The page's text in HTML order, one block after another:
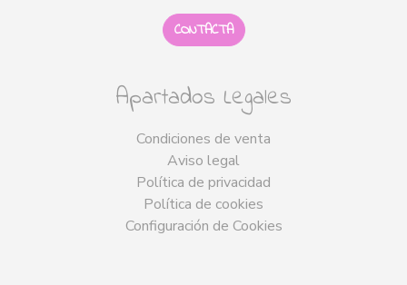
CONTACTA
Apartados Legales
Condiciones de venta
Aviso legal
Política de privacidad
Política de cookies
Configuración de Cookies